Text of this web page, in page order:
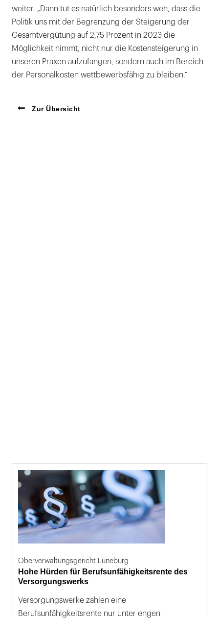
weiter. „Dann tut es natürlich besonders weh, dass die
Politik uns mit der Begrenzung der Steigerung der
Gesamtvergütung auf 2,75 Prozent in 2023 die
Möglichkeit nimmt, nicht nur die Kostensteigerung in
unseren Praxen aufzufangen, sondern auch im Bereich
der Personalkosten wettbewerbsfähig zu bleiben.“
Zur Übersicht
Oberverwaltungsgericht Lüneburg
Hohe Hürden für Berufsunfähigkeitsrente des
Versorgungswerks
Versorgungswerke zahlen eine
Berufsunfähigkeitsrente nur unter engen